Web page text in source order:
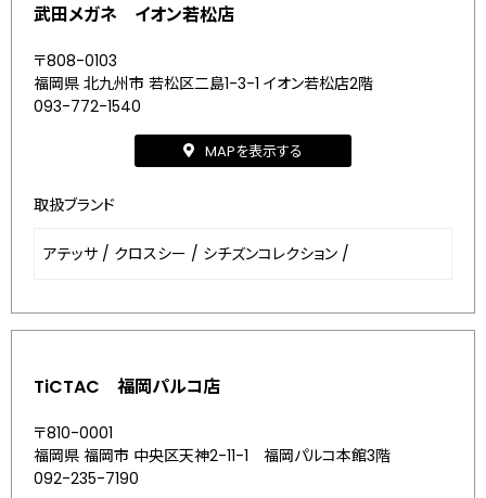
武田メガネ イオン若松店
〒808-0103
福岡県 北九州市 若松区二島1-3-1 イオン若松店2階
093-772-1540
MAPを表示する
取扱ブランド
アテッサ / クロスシー / シチズンコレクション /
TiCTAC 福岡パルコ店
〒810-0001
福岡県 福岡市 中央区天神2-11-1 福岡パルコ本館3階
092-235-7190